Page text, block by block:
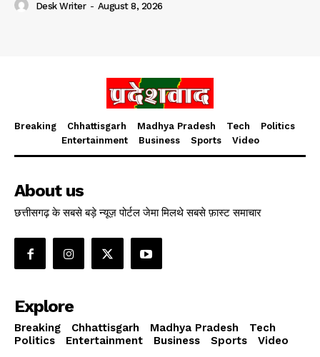
Desk Writer - August 8, 2026
Breaking Chhattisgarh Madhya Pradesh Tech
Politics
Entertainment
Business Sports Video
About us
छत्तीसगढ़ के सबसे बड़े न्यूज़ पोर्टल जेमा मिलथे सबसे फ़ास्ट समाचार
Explore
Breaking Chhattisgarh Madhya Pradesh
Tech
Politics
Entertainment Business Sports Video